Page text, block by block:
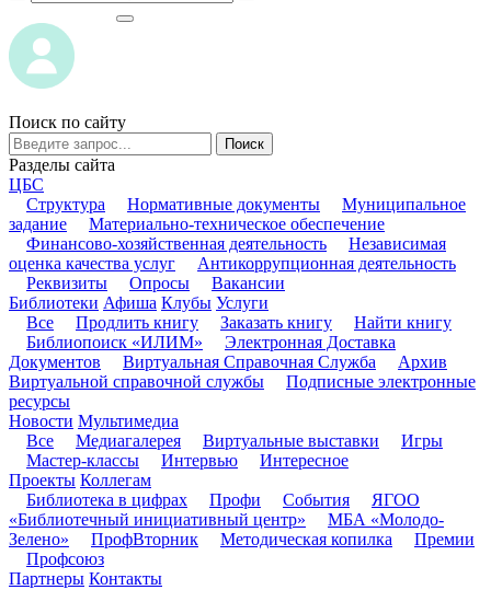
Поиск по сайту
Поиск
Разделы сайта
ЦБС
Структура
Нормативные документы
Муниципальное
задание
Материально-техническое обеспечение
Финансово-хозяйственная деятельность
Независимая
оценка качества услуг
Антикоррупционная деятельность
Реквизиты
Опросы
Вакансии
Библиотеки Афиша Клубы Услуги
Все
Продлить книгу Заказать книгу
Найти книгу
Библиопоиск «ИЛИМ»
Электронная Доставка
Документов
Виртуальная Справочная Служба
Архив
Виртуальной справочной службы
Подписные электронные
ресурсы
Новости Мультимедиа
Все
Медиагалерея Виртуальные выставки
Игры
Мастер-классы
Интервью
Интересное
Проекты Коллегам
Библиотека в цифрах
Профи События
ЯГОО
«Библиотечный инициативный центр»
МБА «Молодо-
Зелено»
ПрофВторник Методическая копилка
Премии
Профсоюз
Партнеры Контакты